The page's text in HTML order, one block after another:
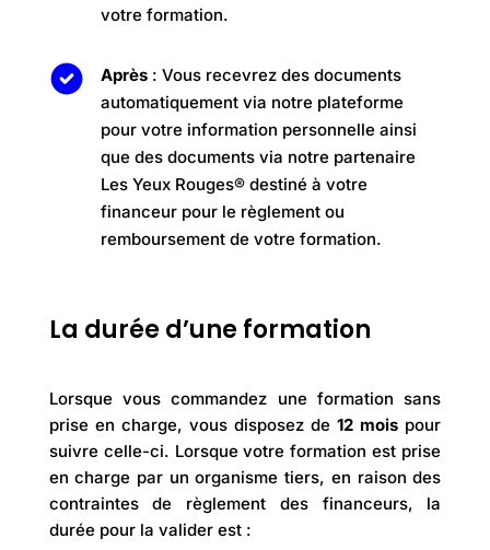
votre formation.
Après: Vous recevrez des documents
automatiquement via notre plateforme
pour votre information personnelle ainsi
que des documents via notre partenaire
Les Yeux Rouges®️ destiné à votre
financeur pour le règlement ou
remboursement de votre formation.
La durée d’une formation
Lorsque vous commandez une formation sans
prise en charge, vous disposez de12 mois pour
suivre celle-ci. Lorsque votre formation est prise
en charge par un organisme tiers, en raison des
contraintes de règlement des financeurs, la
durée pour la valider est :